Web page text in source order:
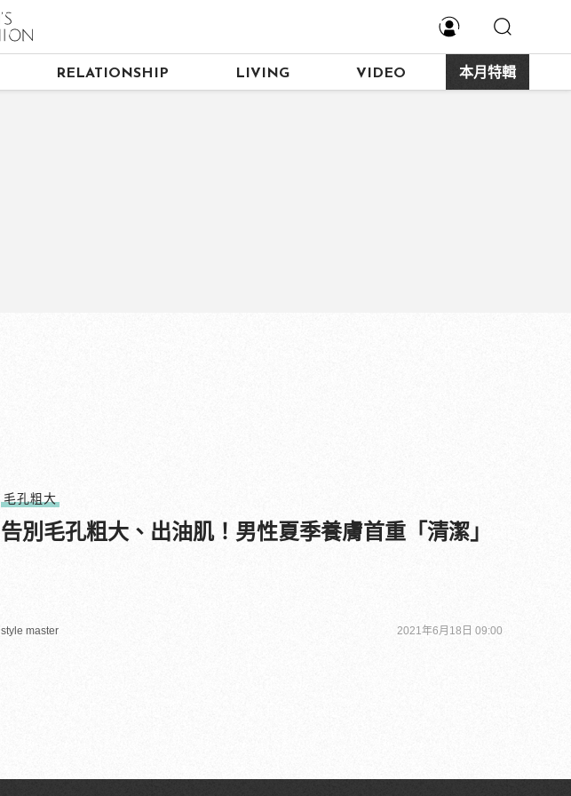
RELATIONSHIP LIVING VIDEO 本月特輯
毛孔粗大
告別毛孔粗大、出油肌！男性夏季養膚首重「清潔」
style master 2021年6月18日 09:00